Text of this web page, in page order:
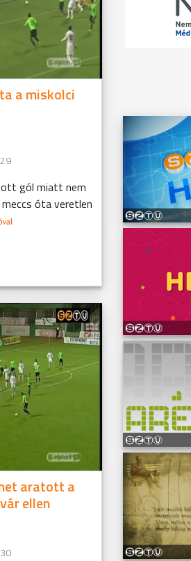
a miskolci
gól miatt nem
óta veretlen
aratott a
ellen